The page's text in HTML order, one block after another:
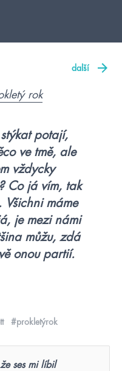
další
rok
stýkat potají,
ve tmě, ale
vždycky
Co já vím, tak
Všichni máme
je mezi námi
můžu, zdá
onou partií.
#prokletýrok
ses mi líbil